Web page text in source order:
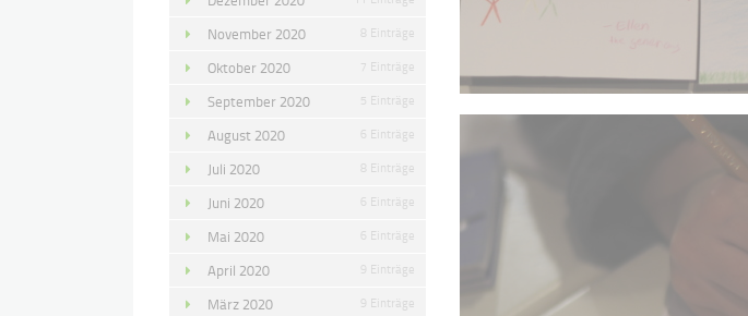
November 2020 8 Einträge
Oktober 2020 7 Einträge
September 2020 5 Einträge
August 2020 6 Einträge
Juli 2020 8 Einträge
Juni 2020 6 Einträge
Mai 2020 6 Einträge
April 2020 9 Einträge
März 2020 9 Einträge